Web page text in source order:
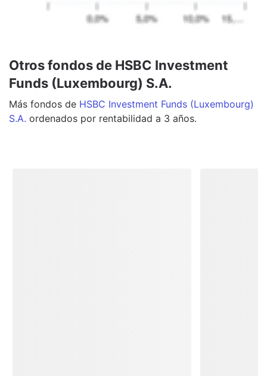
Otros fondos de HSBC Investment
Funds (Luxembourg) S.A.
Más fondos de HSBC Investment Funds (Luxembourg)
S.A. ordenados por rentabilidad a 3 años.